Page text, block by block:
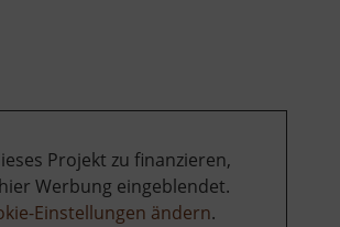
Projekt zu finanzieren,
Werbung eingeblendet.
Einstellungen ändern.